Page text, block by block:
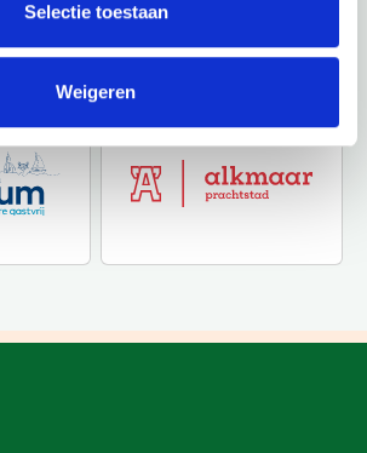
Selectie toestaan
Weigeren